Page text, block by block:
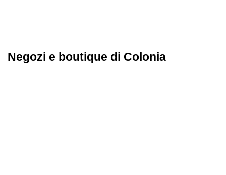
Negozi e boutique di Colonia